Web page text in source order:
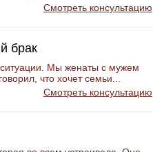
Смотреть консультацию
брак
ситуации. Мы женаты с мужем
что хочет семьи...
Смотреть консультацию